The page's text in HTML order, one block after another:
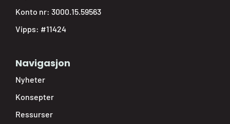
Konto nr: 3000.15.59563
Vipps: #11424
Navigasjon
Nyheter
Konsepter
Ressurser